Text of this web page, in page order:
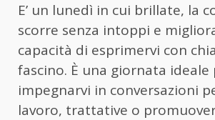
E’ un lunedì in cui brillate, la
scorre senza intoppi e
capacità di esprimervi con
fascino. È una giornata ideale
impegnarvi in conversazioni
lavoro, trattative o